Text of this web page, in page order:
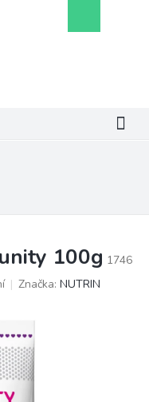
košík
100g 1746
Značka: NUTRIN